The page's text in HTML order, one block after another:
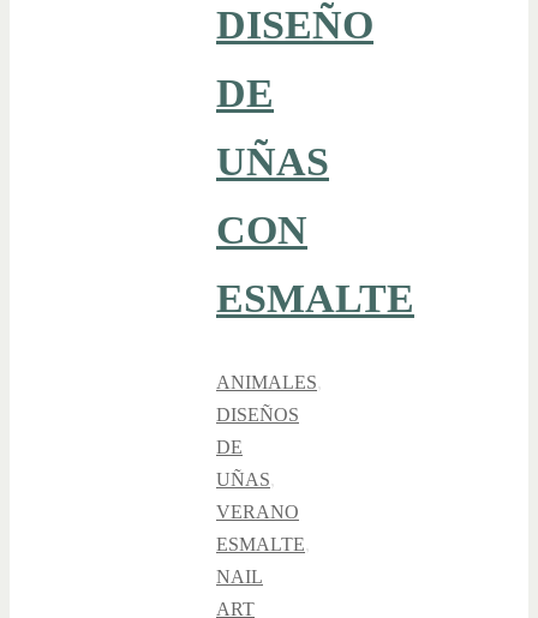
DISEÑO
DE
UÑAS
CON
ESMALTE
ANIMALES,
DISEÑOS
DE
UÑAS,
VERANO
ESMALTE,
NAIL
ART